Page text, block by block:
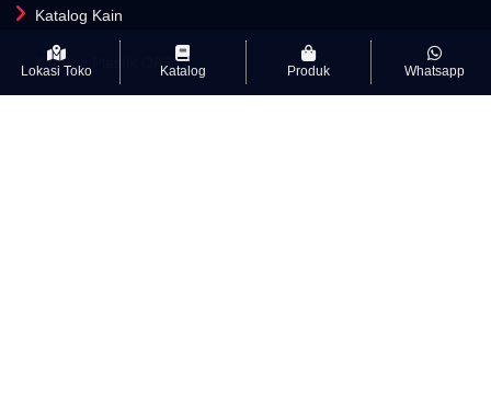
Katalog Kain
Katalog Plastik OPP
Lokasi Toko Katalog Produk Whatsapp